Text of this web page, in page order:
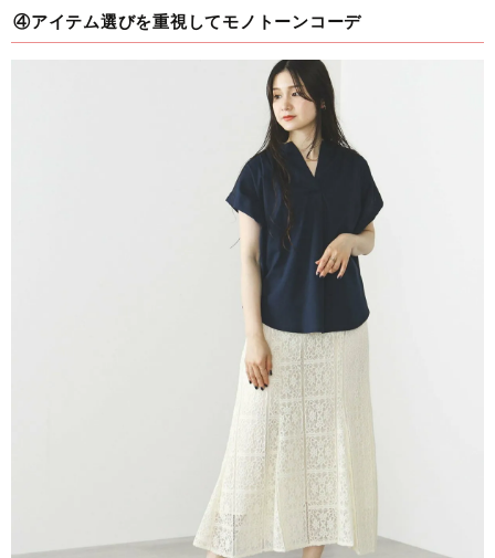
④アイテム選びを重視してモノトーンコーデ